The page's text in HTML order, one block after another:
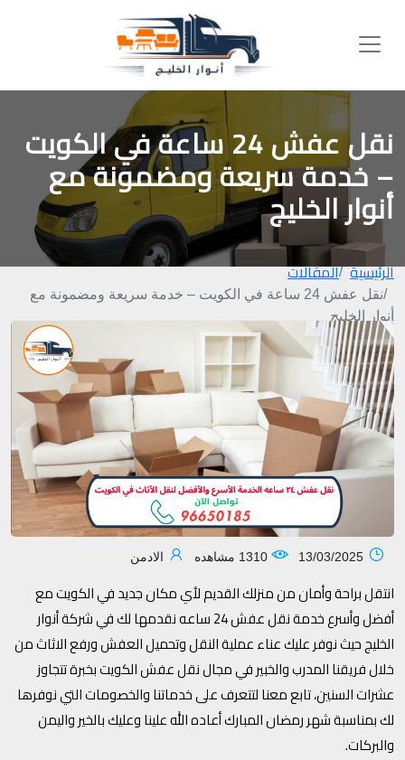
نقل عفش 24 ساعة في الكويت
– خدمة سريعة ومضمونة مع
أنوار الخليج
الرئيسية المقالات
نقل عفش 24 ساعة في الكويت – خدمة سريعة ومضمونة مع
أنوار الخليج
الادمن
انتقل براحة وأمان من منزلك القديم لأي مكان جديد في الكويت مع
أفضل وأسرع خدمة نقل عفش 24 ساعه نقدمها لك في شركة أنوار
الخليج حيث نوفر عليك عناء عملية النقل وتحميل العفش ورفع الاثاث من
خلال فريقنا المدرب والخبير في مجال نقل عفش الكويت بخبرة تتجاوز
عشرات السنين، تابع معنا لتتعرف على خدماتنا والخصومات التي نوفرها
لك بمناسبة شهر رمضان المبارك أعاده الله علينا وعليك بالخير واليمن
والبركات.